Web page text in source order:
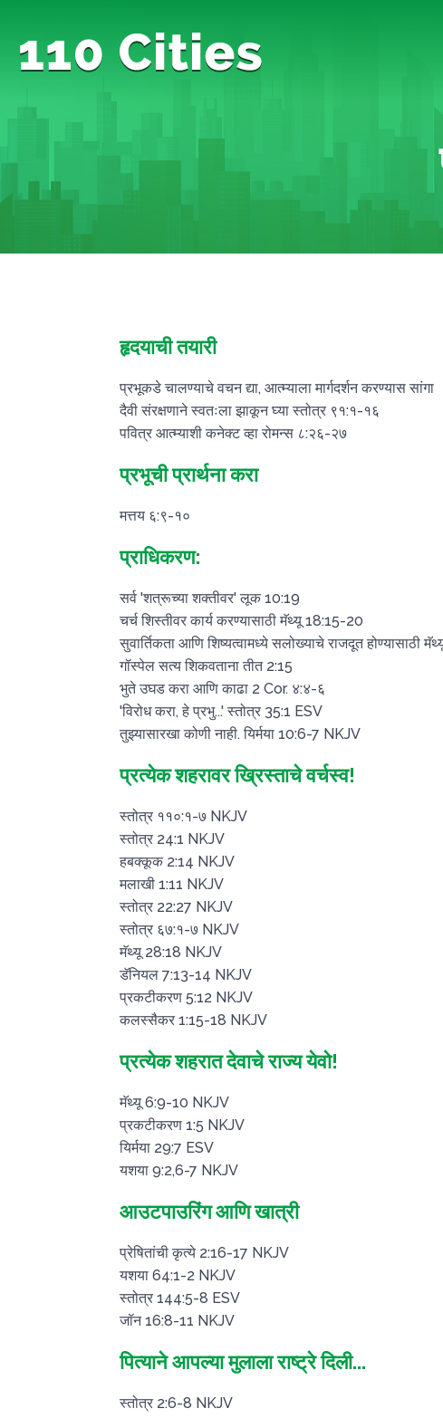
हृदयाची तयारी
प्रभूकडे चालण्याचे वचन द्या, आत्म्याला मार्गदर्शन करण्यास सांगा
दैवी संरक्षणाने स्वतःला झाकून घ्या स्तोत्र ९१:१-१६
पवित्र आत्म्याशी कनेक्ट व्हा रोमन्स ८:२६-२७
प्रभूची प्रार्थना करा
मत्तय ६:९-१०
प्राधिकरण:
सर्व 'शत्रूच्या शक्तीवर' लूक 10:19
चर्च शिस्तीवर कार्य करण्यासाठी मॅथ्यू 18:15-20
सुवार्तिकता आणि शिष्यत्वामध्ये सलोख्याचे राजदूत होण्यासाठी
गॉस्पेल सत्य शिकवताना तीत 2:15
भुते उघड करा आणि काढा 2 Cor. ४:४-६
'विरोध करा, हे प्रभु...' स्तोत्र 35:1 ESV
तुझ्यासारखा कोणी नाही. यिर्मया 10:6-7 NKJV
प्रत्येक शहरावर ख्रिस्ताचे वर्चस्व!
स्तोत्र ११०:१-७ NKJV
स्तोत्र 24:1 NKJV
हबक्कूक 2:14 NKJV
मलाखी 1:11 NKJV
स्तोत्र 22:27 NKJV
स्तोत्र ६७:१-७ NKJV
मॅथ्यू 28:18 NKJV
डॅनियल 7:13-14 NKJV
प्रकटीकरण 5:12 NKJV
कलस्सैकर 1:15-18 NKJV
प्रत्येक शहरात देवाचे राज्य येवो!
मॅथ्यू 6:9-10 NKJV
प्रकटीकरण 1:5 NKJV
यिर्मया 29:7 ESV
यशया 9:2,6-7 NKJV
आउटपाउरिंग आणि खात्री
प्रेषितांची कृत्ये 2:16-17 NKJV
यशया 64:1-2 NKJV
स्तोत्र 144:5-8 ESV
जॉन 16:8-11 NKJV
पित्याने आपल्या मुलाला राष्ट्रे दिली...
स्तोत्र 2:6-8 NKJV